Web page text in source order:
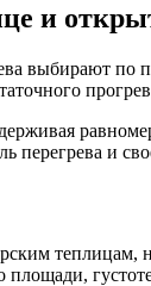
и
выбирают по
перегрева и
площади,